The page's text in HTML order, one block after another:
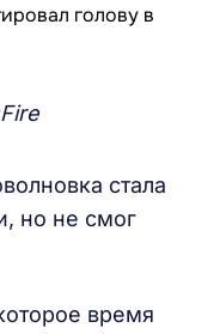
стала
но не смог
время